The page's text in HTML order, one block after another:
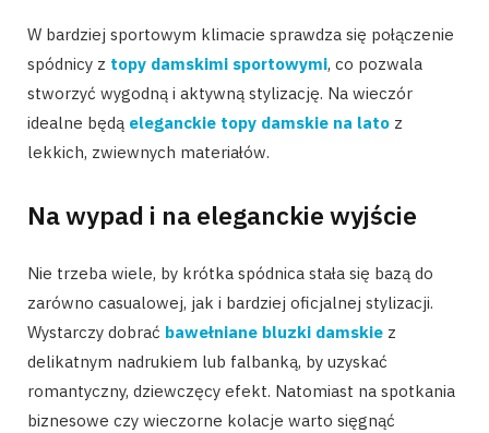
W bardziej sportowym klimacie sprawdza się połączenie
spódnicy z topy damskimi sportowymi, co pozwala
stworzyć wygodną i aktywną stylizację. Na wieczór
idealne będą eleganckie topy damskie na lato z
lekkich, zwiewnych materiałów.
Na wypad i na eleganckie wyjście
Nie trzeba wiele, by krótka spódnica stała się bazą do
zarówno casualowej, jak i bardziej oficjalnej stylizacji.
Wystarczy dobrać bawełniane bluzki damskie z
delikatnym nadrukiem lub falbanką, by uzyskać
romantyczny, dziewczęcy efekt. Natomiast na spotkania
biznesowe czy wieczorne kolacje warto sięgnąć